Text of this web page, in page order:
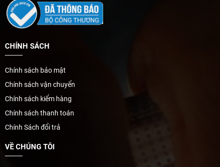
CHÍNH SÁCH
Chính sách bảo mật
Chính sách vận chuyển
Chính sách kiểm hàng
Chính sách thanh toán
Chính Sách đổi trả
VỀ CHÚNG TÔI